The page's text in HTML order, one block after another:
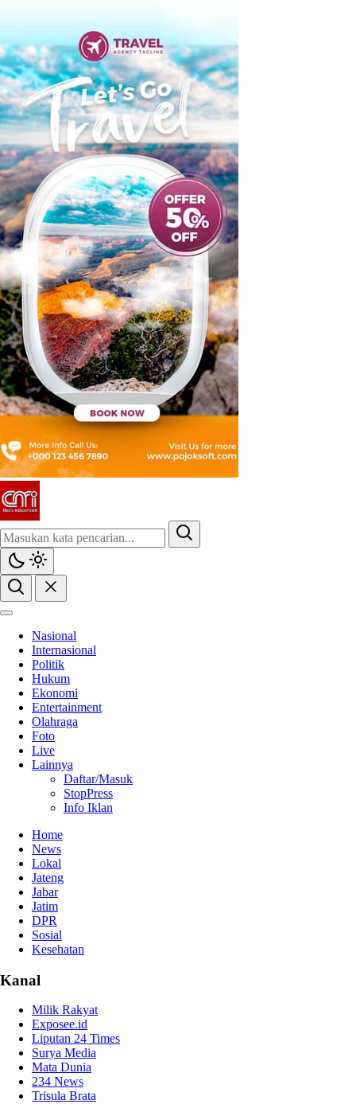
Nasional
Internasional
Politik
Hukum
Ekonomi
Entertainment
Olahraga
Foto
Live
Lainnya
Daftar/Masuk
StopPress
Info Iklan
Home
News
Lokal
Jateng
Jabar
Jatim
DPR
Sosial
Kesehatan
Kanal
Milik Rakyat
Exposee.id
Liputan 24 Times
Surya Media
Mata Dunia
234 News
Trisula Brata